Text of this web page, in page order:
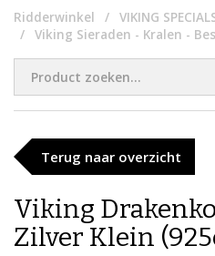
Ridderwinkel
VIKING
Viking Sieraden - Kralen -
Terug naar overzicht
Viking
Zilver Klein